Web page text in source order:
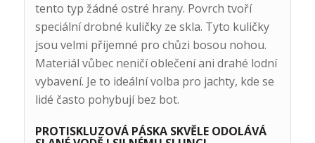
tento typ žádné ostré hrany. Povrch tvoří
speciální drobné kuličky ze skla. Tyto kuličky
jsou velmi příjemné pro chůzi bosou nohou.
Materiál vůbec neničí oblečení ani drahé lodní
vybavení. Je to ideální volba pro jachty, kde se
lidé často pohybují bez bot.
PROTISKLUZOVÁ PÁSKA SKVĚLE ODOLÁVÁ